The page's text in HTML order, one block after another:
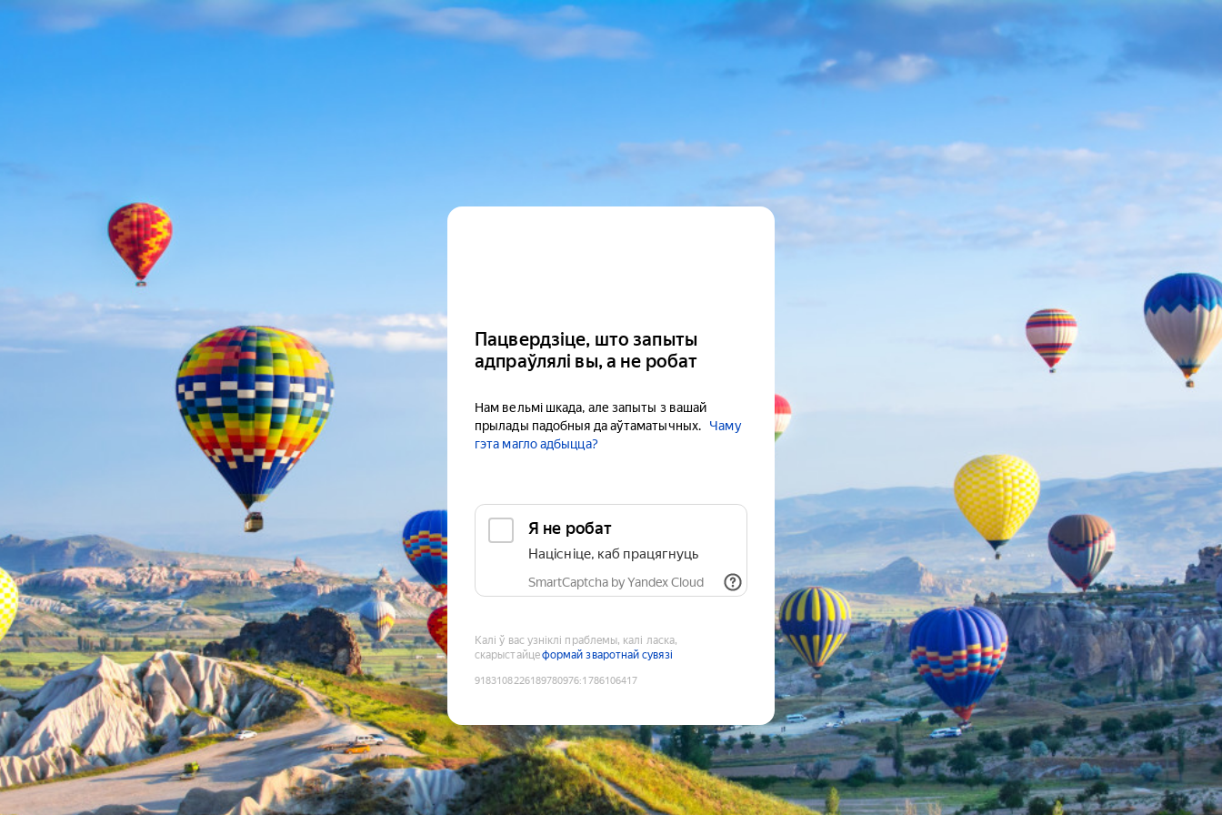
Пацвердзіце, што запыты
адпраўлялі вы, а не робат
Нам вельмі шкада, але запыты з вашай
прылады падобныя да аўтаматычных.
Чаму
гэта магло адбыцца?
Я не робат
Націсніце, каб працягнуць
SmartCaptcha by Yandex Cloud
Калі ў вас узніклі праблемы, калі ласка,
скарыстайцеформай зваротнай сувязі
9183108226189780976:1786106417